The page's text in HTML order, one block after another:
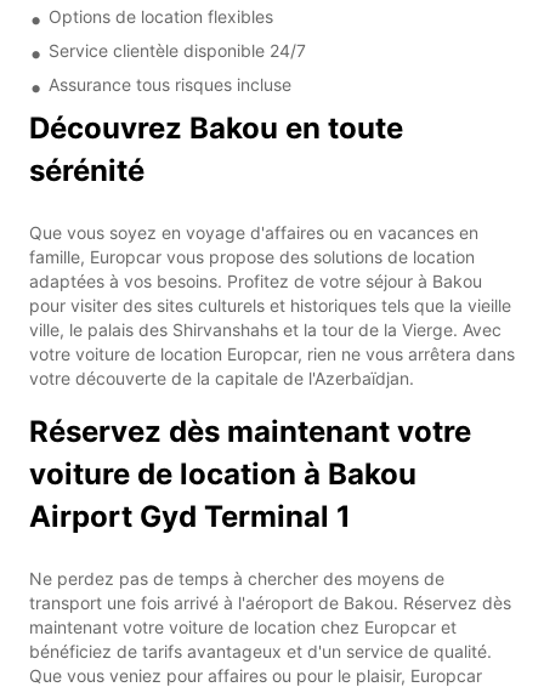
Options de location flexibles
Service clientèle disponible 24/7
Assurance tous risques incluse
Découvrez Bakou en toute
sérénité
Que vous soyez en voyage d'affaires ou en vacances en
famille, Europcar vous propose des solutions de location
adaptées à vos besoins. Profitez de votre séjour à Bakou
pour visiter des sites culturels et historiques tels que la vieille
ville, le palais des Shirvanshahs et la tour de la Vierge. Avec
votre voiture de location Europcar, rien ne vous arrêtera dans
votre découverte de la capitale de l'Azerbaïdjan.
Réservez dès maintenant votre
voiture de location à Bakou
Airport Gyd Terminal 1
Ne perdez pas de temps à chercher des moyens de
transport une fois arrivé à l'aéroport de Bakou. Réservez dès
maintenant votre voiture de location chez Europcar et
bénéficiez de tarifs avantageux et d'un service de qualité.
Que vous veniez pour affaires ou pour le plaisir, Europcar